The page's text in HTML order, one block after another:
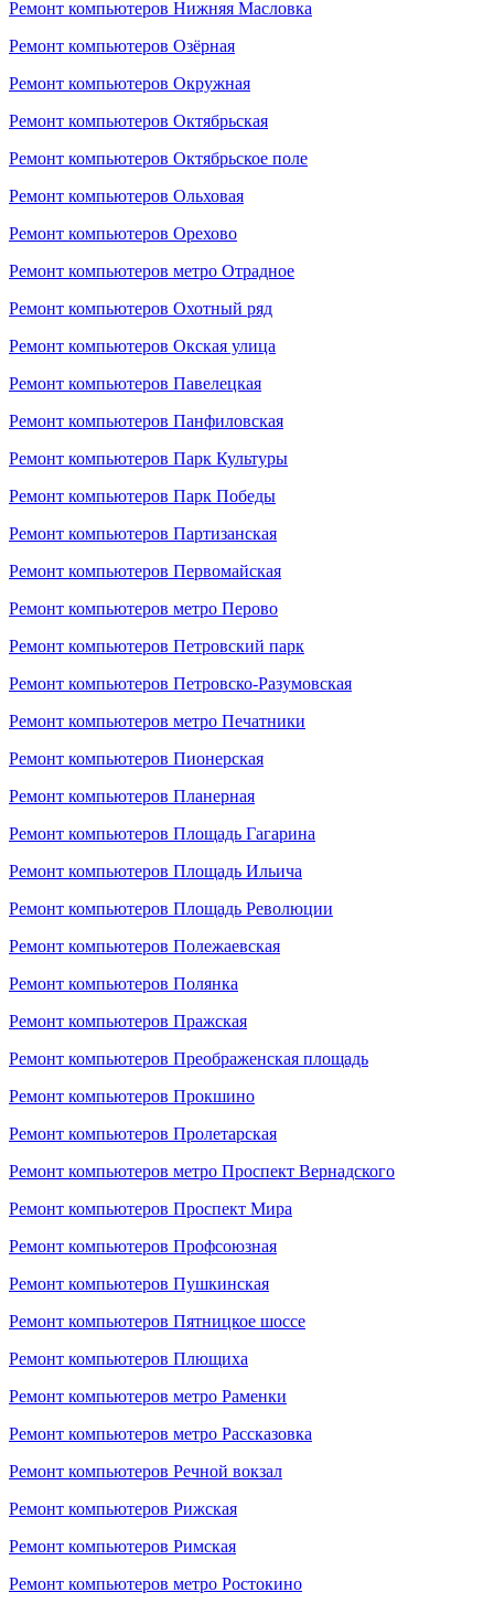
Ремонт компьютеров Нижняя Масловка
Ремонт компьютеров Озёрная
Ремонт компьютеров Окружная
Ремонт компьютеров Октябрьская
Ремонт компьютеров Октябрьское поле
Ремонт компьютеров Ольховая
Ремонт компьютеров Орехово
Ремонт компьютеров метро Отрадное
Ремонт компьютеров Охотный ряд
Ремонт компьютеров Окская улица
Ремонт компьютеров Павелецкая
Ремонт компьютеров Панфиловская
Ремонт компьютеров Парк Культуры
Ремонт компьютеров Парк Победы
Ремонт компьютеров Партизанская
Ремонт компьютеров Первомайская
Ремонт компьютеров метро Перово
Ремонт компьютеров Петровский парк
Ремонт компьютеров Петровско-Разумовская
Ремонт компьютеров метро Печатники
Ремонт компьютеров Пионерская
Ремонт компьютеров Планерная
Ремонт компьютеров Площадь Гагарина
Ремонт компьютеров Площадь Ильича
Ремонт компьютеров Площадь Революции
Ремонт компьютеров Полежаевская
Ремонт компьютеров Полянка
Ремонт компьютеров Пражская
Ремонт компьютеров Преображенская площадь
Ремонт компьютеров Прокшино
Ремонт компьютеров Пролетарская
Ремонт компьютеров метро Проспект Вернадского
Ремонт компьютеров Проспект Мира
Ремонт компьютеров Профсоюзная
Ремонт компьютеров Пушкинская
Ремонт компьютеров Пятницкое шоссе
Ремонт компьютеров Плющиха
Ремонт компьютеров метро Раменки
Ремонт компьютеров метро Рассказовка
Ремонт компьютеров Речной вокзал
Ремонт компьютеров Рижская
Ремонт компьютеров Римская
Ремонт компьютеров метро Ростокино